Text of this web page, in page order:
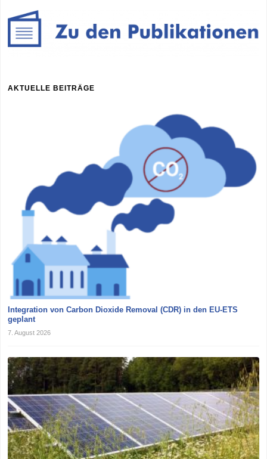
AKTUELLE BEITRÄGE
Integration von Carbon Dioxide Removal (CDR) in den EU-ETS
geplant
7. August 2026